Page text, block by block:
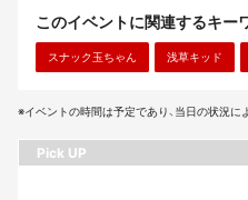
このイベントに関連するキー
スナック玉ちゃん 浅草キッド
※イベントの時間は予定であり、当日の状況に
Pick UP